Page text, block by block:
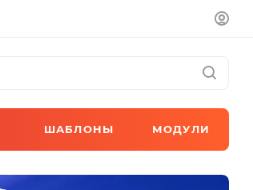
ШАБЛОНЫ МОДУЛИ